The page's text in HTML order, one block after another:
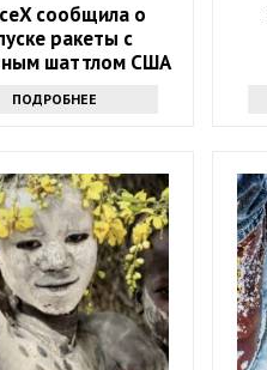
сообщила о
ракеты с
шаттлом США
ПОДРОБНЕЕ